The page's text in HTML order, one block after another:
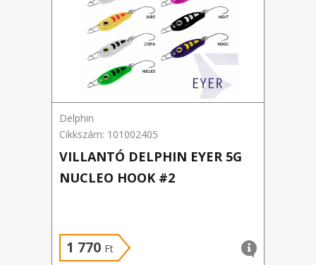
Delphin
Cikkszám: 101002405
VILLANTÓ DELPHIN EYER 5G
NUCLEO HOOK #2
1 770 Ft